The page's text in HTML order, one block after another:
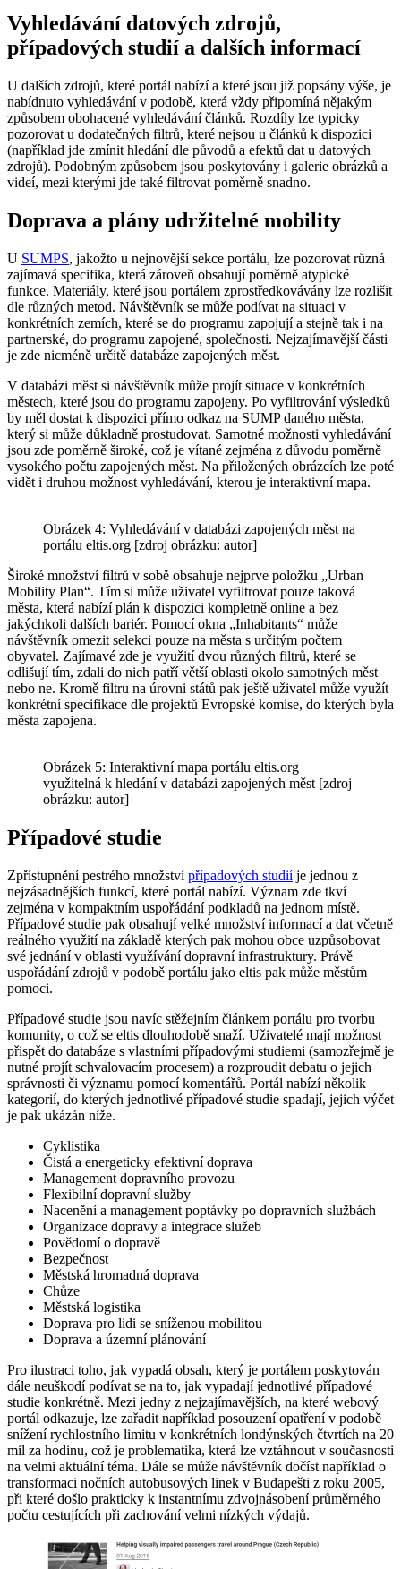
Vyhledávání datových zdrojů,
případových studií a dalších informací
U dalších zdrojů, které portál nabízí a které jsou již popsány výše, je
nabídnuto vyhledávání v podobě, která vždy připomíná nějakým
způsobem obohacené vyhledávání článků. Rozdíly lze typicky
pozorovat u dodatečných filtrů, které nejsou u článků k dispozici
(například jde zmínit hledání dle původů a efektů dat u datových
zdrojů). Podobným způsobem jsou poskytovány i galerie obrázků a
videí, mezi kterými jde také filtrovat poměrně snadno.
Doprava a plány udržitelné mobility
U SUMPS, jakožto u nejnovější sekce portálu, lze pozorovat různá
zajímavá specifika, která zároveň obsahují poměrně atypické
funkce. Materiály, které jsou portálem zprostředkovávány lze rozlišit
dle různých metod. Návštěvník se může podívat na situaci v
konkrétních zemích, které se do programu zapojují a stejně tak i na
partnerské, do programu zapojené, společnosti. Nejzajímavější části
je zde nicméně určitě databáze zapojených měst.
V databázi měst si návštěvník může projít situace v konkrétních
městech, které jsou do programu zapojeny. Po vyfiltrování výsledků
by měl dostat k dispozici přímo odkaz na SUMP daného města,
který si může důkladně prostudovat. Samotné možnosti vyhledávání
jsou zde poměrně široké, což je vítané zejména z důvodu poměrně
vysokého počtu zapojených měst. Na přiložených obrázcích lze poté
vidět i druhou možnost vyhledávání, kterou je interaktivní mapa.
Obrázek 4: Vyhledávání v databázi zapojených měst na
portálu eltis.org [zdroj obrázku: autor]
Široké množství filtrů v sobě obsahuje nejprve položku „Urban
Mobility Plan“. Tím si může uživatel vyfiltrovat pouze taková
města, která nabízí plán k dispozici kompletně online a bez
jakýchkoli dalších bariér. Pomocí okna „Inhabitants“ může
návštěvník omezit selekci pouze na města s určitým počtem
obyvatel. Zajímavé zde je využití dvou různých filtrů, které se
odlišují tím, zdali do nich patří větší oblasti okolo samotných měst
nebo ne. Kromě filtru na úrovni států pak ještě uživatel může využít
konkrétní specifikace dle projektů Evropské komise, do kterých byla
města zapojena.
Obrázek 5: Interaktivní mapa portálu eltis.org
využitelná k hledání v databázi zapojených měst [zdroj
obrázku: autor]
Případové studie
Zpřístupnění pestrého množstvípřípadových studiíje jednou z
nejzásadnějších funkcí, které portál nabízí. Význam zde tkví
zejména v kompaktním uspořádání podkladů na jednom místě.
Případové studie pak obsahují velké množství informací a dat včetně
reálného využití na základě kterých pak mohou obce uzpůsobovat
své jednání v oblasti využívání dopravní infrastruktury. Právě
uspořádání zdrojů v podobě portálu jako eltis pak může městům
pomoci.
Případové studie jsou navíc stěžejním článkem portálu pro tvorbu
komunity, o což se eltis dlouhodobě snaží. Uživatelé mají možnost
přispět do databáze s vlastními případovými studiemi (samozřejmě je
nutné projít schvalovacím procesem) a rozproudit debatu o jejich
správnosti či významu pomocí komentářů. Portál nabízí několik
kategorií, do kterých jednotlivé případové studie spadají, jejich výčet
je pak ukázán níže.
Cyklistika
Čistá a energeticky efektivní doprava
Management dopravního provozu
Flexibilní dopravní služby
Nacenění a management poptávky po dopravních službách
Organizace dopravy a integrace služeb
Povědomí o dopravě
Bezpečnost
Městská hromadná doprava
Chůze
Městská logistika
Doprava pro lidi se sníženou mobilitou
Doprava a územní plánování
Pro ilustraci toho, jak vypadá obsah, který je portálem poskytován
dále neuškodí podívat se na to, jak vypadají jednotlivé případové
studie konkrétně. Mezi jedny z nejzajímavějších, na které webový
portál odkazuje, lze zařadit například posouzení opatření v podobě
snížení rychlostního limitu v konkrétních londýnských čtvrtích na 20
mil za hodinu, což je problematika, která lze vztáhnout v současnosti
na velmi aktuální téma. Dále se může návštěvník dočíst například o
transformaci nočních autobusových linek v Budapešti z roku 2005,
při které došlo prakticky k instantnímu zdvojnásobení průměrného
počtu cestujících při zachování velmi nízkých výdajů.